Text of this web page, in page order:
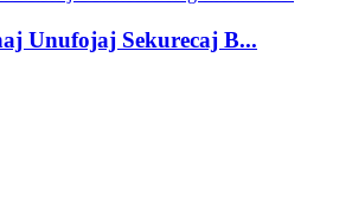
Unufojaj Sekurecaj B...